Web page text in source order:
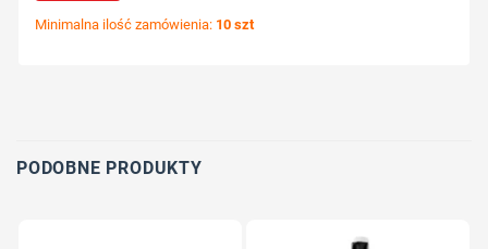
Minimalna ilość zamówienia: 10 szt
PODOBNE PRODUKTY